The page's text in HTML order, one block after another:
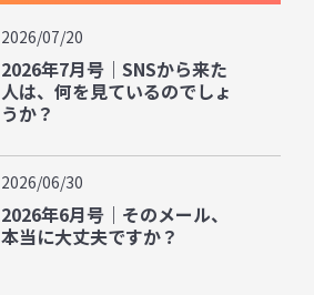
2026/07/20
2026年7月号｜SNSから来た
人は、何を見ているのでしょ
うか？
2026/06/30
2026年6月号｜そのメール、
本当に大丈夫ですか？